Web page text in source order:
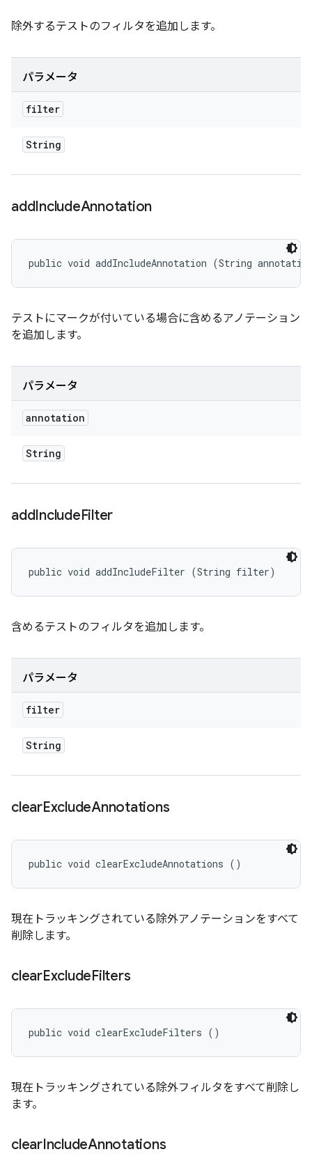
除外するテストのフィルタを追加します。
パラメータ
filter
String
addIncludeAnnotation
public void addIncludeAnnotation (String
テストにマークが付いている場合に含めるアノテーション
を追加します。
パラメータ
annotation
String
addIncludeFilter
public void addIncludeFilter (String filter)
含めるテストのフィルタを追加します。
パラメータ
filter
String
clearExcludeAnnotations
public void clearExcludeAnnotations ()
現在トラッキングされている除外アノテーションをすべて
削除します。
clearExcludeFilters
public void clearExcludeFilters ()
現在トラッキングされている除外フィルタをすべて削除し
ます。
clearIncludeAnnotations